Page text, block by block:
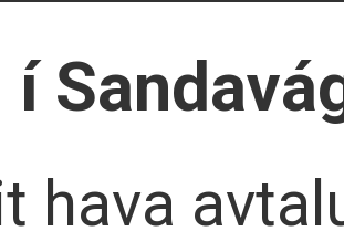
hava